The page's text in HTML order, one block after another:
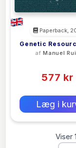
Paperback,
Genetic
Natural
af Manuel
577 kr
Læg i
Viser 1